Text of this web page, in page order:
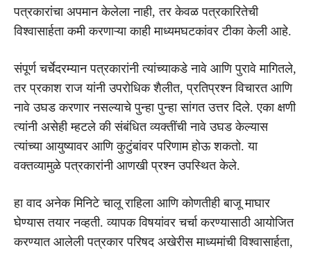
पत्रकारांचा अपमान केलेला नाही, तर केवळ पत्रकारितेची
विश्वासार्हता कमी करणाऱ्या काही माध्यमघटकांवर टीका केली आहे.
संपूर्ण चर्चेदरम्यान पत्रकारांनी त्यांच्याकडे नावे आणि पुरावे मागितले,
तर प्रकाश राज यांनी उपरोधिक शैलीत, प्रतिप्रश्न विचारत आणि
नावे उघड करणार नसल्याचे पुन्हा पुन्हा सांगत उत्तर दिले. एका क्षणी
त्यांनी असेही म्हटले की संबंधित व्यक्तींची नावे उघड केल्यास
त्यांच्या आयुष्यावर आणि कुटुंबांवर परिणाम होऊ शकतो. या
वक्तव्यामुळे पत्रकारांनी आणखी प्रश्न उपस्थित केले.
हा वाद अनेक मिनिटे चालू राहिला आणि कोणतीही बाजू माघार
घेण्यास तयार नव्हती. व्यापक विषयांवर चर्चा करण्यासाठी आयोजित
करण्यात आलेली पत्रकार परिषद अखेरीस माध्यमांची विश्वासार्हता,